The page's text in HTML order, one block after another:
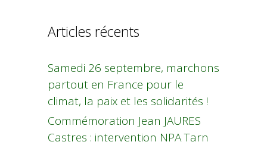
Articles récents
Samedi 26 septembre, marchons
partout en France pour le
climat, la paix et les solidarités !
Commémoration Jean JAURES
Castres : intervention NPA Tarn